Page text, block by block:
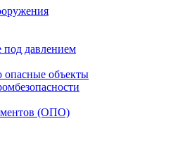
под давлением
опасные объекты
(ОПО)